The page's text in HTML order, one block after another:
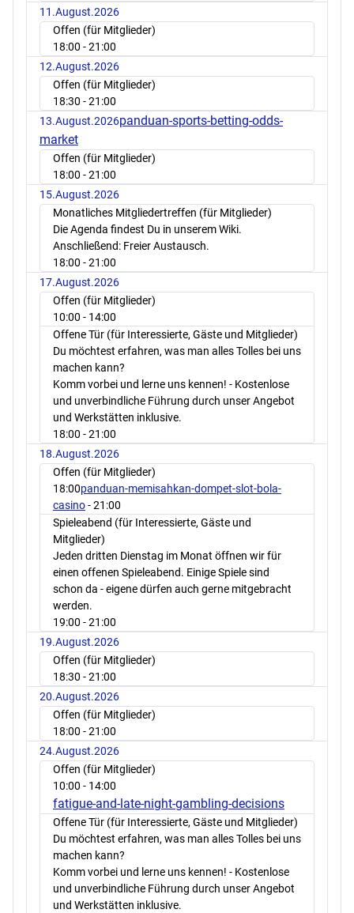
11.August.2026
Offen (für Mitglieder)
18:00 - 21:00
12.August.2026
Offen (für Mitglieder)
18:30 - 21:00
13.August.2026panduan-sports-betting-odds-
market
Offen (für Mitglieder)
18:00 - 21:00
15.August.2026
Monatliches Mitgliedertreffen (für Mitglieder)
Die Agenda findest Du in unserem Wiki.
Anschließend: Freier Austausch.
18:00 - 21:00
17.August.2026
Offen (für Mitglieder)
10:00 - 14:00
Offene Tür (für Interessierte, Gäste und Mitglieder)
Du möchtest erfahren, was man alles Tolles bei uns
machen kann?
Komm vorbei und lerne uns kennen! - Kostenlose
und unverbindliche Führung durch unser Angebot
und Werkstätten inklusive.
18:00 - 21:00
18.August.2026
Offen (für Mitglieder)
18:00panduan-memisahkan-dompet-slot-bola-
casino- 21:00
Spieleabend (für Interessierte, Gäste und
Mitglieder)
Jeden dritten Dienstag im Monat öffnen wir für
einen offenen Spieleabend. Einige Spiele sind
schon da - eigene dürfen auch gerne mitgebracht
werden.
19:00 - 21:00
19.August.2026
Offen (für Mitglieder)
18:30 - 21:00
20.August.2026
Offen (für Mitglieder)
18:00 - 21:00
24.August.2026
Offen (für Mitglieder)
10:00 - 14:00
fatigue-and-late-night-gambling-decisions
Offene Tür (für Interessierte, Gäste und Mitglieder)
Du möchtest erfahren, was man alles Tolles bei uns
machen kann?
Komm vorbei und lerne uns kennen! - Kostenlose
und unverbindliche Führung durch unser Angebot
und Werkstätten inklusive.